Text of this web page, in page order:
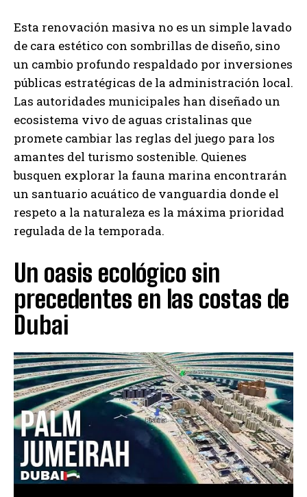
Esta renovación masiva no es un simple lavado
de cara estético con sombrillas de diseño, sino
un cambio profundo respaldado por inversiones
públicas estratégicas de la administración local.
Las autoridades municipales han diseñado un
ecosistema vivo de aguas cristalinas que
promete cambiar las reglas del juego para los
amantes del turismo sostenible. Quienes
busquen explorar la fauna marina encontrarán
un santuario acuático de vanguardia donde el
respeto a la naturaleza es la máxima prioridad
regulada de la temporada.
Un oasis ecológico sin
precedentes en las costas de
Dubai